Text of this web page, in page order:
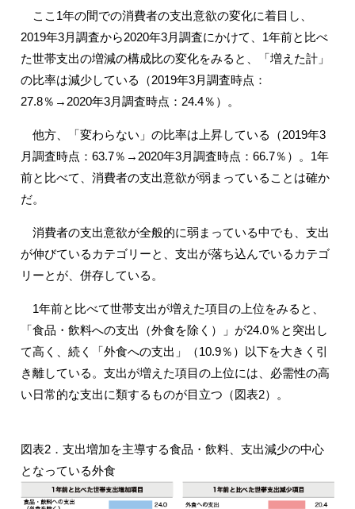
ここ1年の間での消費者の支出意欲の変化に着目し、
2019年3月調査から2020年3月調査にかけて、1年前と比べ
た世帯支出の増減の構成比の変化をみると、「増えた計」
の比率は減少している（2019年3月調査時点：
27.8％→2020年3月調査時点：24.4％）。
他方、「変わらない」の比率は上昇している（2019年3
月調査時点：63.7％→2020年3月調査時点：66.7％）。1年
前と比べて、消費者の支出意欲が弱まっていることは確か
だ。
消費者の支出意欲が全般的に弱まっている中でも、支出
が伸びているカテゴリーと、支出が落ち込んでいるカテゴ
リーとが、併存している。
1年前と比べて世帯支出が増えた項目の上位をみると、
「食品・飲料への支出（外食を除く）」が24.0％と突出し
て高く、続く「外食への支出」（10.9％）以下を大きく引
き離している。支出が増えた項目の上位には、必需性の高
い日常的な支出に類するものが目立つ（図表2）。
図表2．支出増加を主導する食品・飲料、支出減少の中心
となっている外食